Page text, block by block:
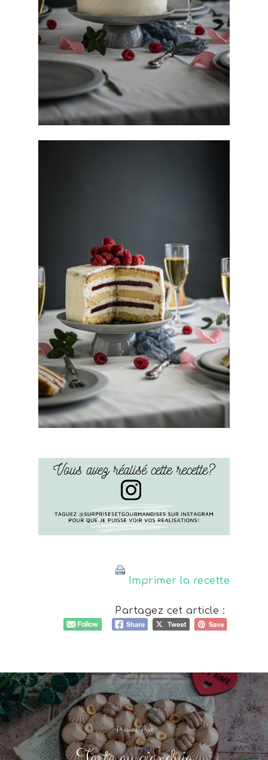
Imprimer la recette
Partagez cet article :
Previous Post